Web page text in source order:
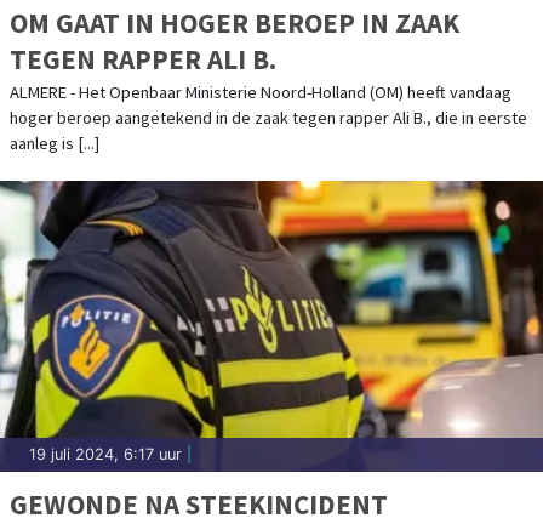
OM GAAT IN HOGER BEROEP IN ZAAK
TEGEN RAPPER ALI B.
ALMERE - Het Openbaar Ministerie Noord-Holland (OM) heeft vandaag
hoger beroep aangetekend in de zaak tegen rapper Ali B., die in eerste
aanleg is [...]
19 juli 2024, 6:17 uur
GEWONDE NA STEEKINCIDENT